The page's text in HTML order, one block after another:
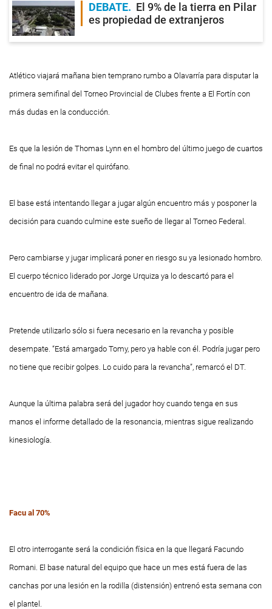
DEBATE
El 9% de la tierra en Pilar
es propiedad de extranjeros
Atlético viajará mañana bien temprano rumbo a Olavarría para disputar la
primera semifinal del Torneo Provincial de Clubes frente a El Fortín con
más dudas en la conducción.
Es que la lesión de Thomas Lynn en el hombro del último juego de cuartos
de final no podrá evitar el quirófano.
El base está intentando llegar a jugar algún encuentro más y posponer la
decisión para cuando culmine este sueño de llegar al Torneo Federal.
Pero cambiarse y jugar implicará poner en riesgo su ya lesionado hombro.
El cuerpo técnico liderado por Jorge Urquiza ya lo descartó para el
encuentro de ida de mañana.
Pretende utilizarlo sólo si fuera necesario en la revancha y posible
desempate. “Está amargado Tomy, pero ya hable con él. Podría jugar pero
no tiene que recibir golpes. Lo cuido para la revancha”, remarcó el DT.
Aunque la última palabra será del jugador hoy cuando tenga en sus
manos el informe detallado de la resonancia, mientras sigue realizando
kinesiología.
Facu al 70%
El otro interrogante será la condición física en la que llegará Facundo
Romani. El base natural del equipo que hace un mes está fuera de las
canchas por una lesión en la rodilla (distensión) entrenó esta semana con
el plantel.